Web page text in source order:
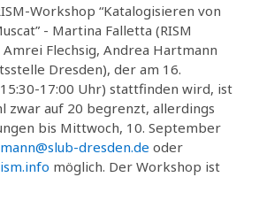
Workshop “Katalogisieren von
- Martina Falletta (RISM
Flechsig, Andrea Hartmann
Dresden), der am 16.
17:00 Uhr) stattfinden wird, ist
zwar auf 20 begrenzt, allerdings
bis Mittwoch, 10. September
dresden.de oder
möglich. Der Workshop ist